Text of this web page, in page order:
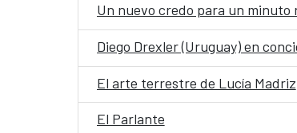
Un nuevo credo para un minuto
Diego Drexler (Uruguay) en
El arte terrestre de Lucía Madriz
El Parlante